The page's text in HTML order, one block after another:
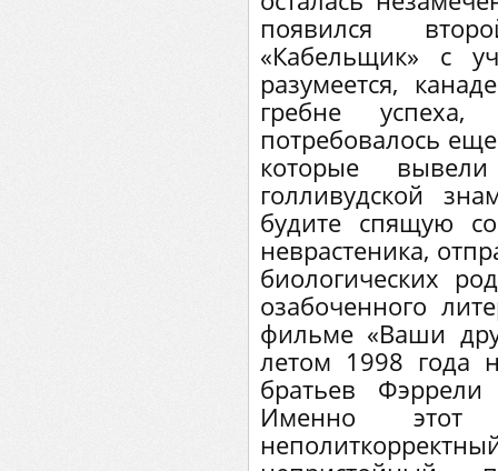
появился
«Кабельщик» с
разумеется,
гребне
потребовалось
которые
голливудской
будите спящую
неврастеника,
биологических
озабоченного
фильме «Ваши
летом 1998 года
братьев
Именно